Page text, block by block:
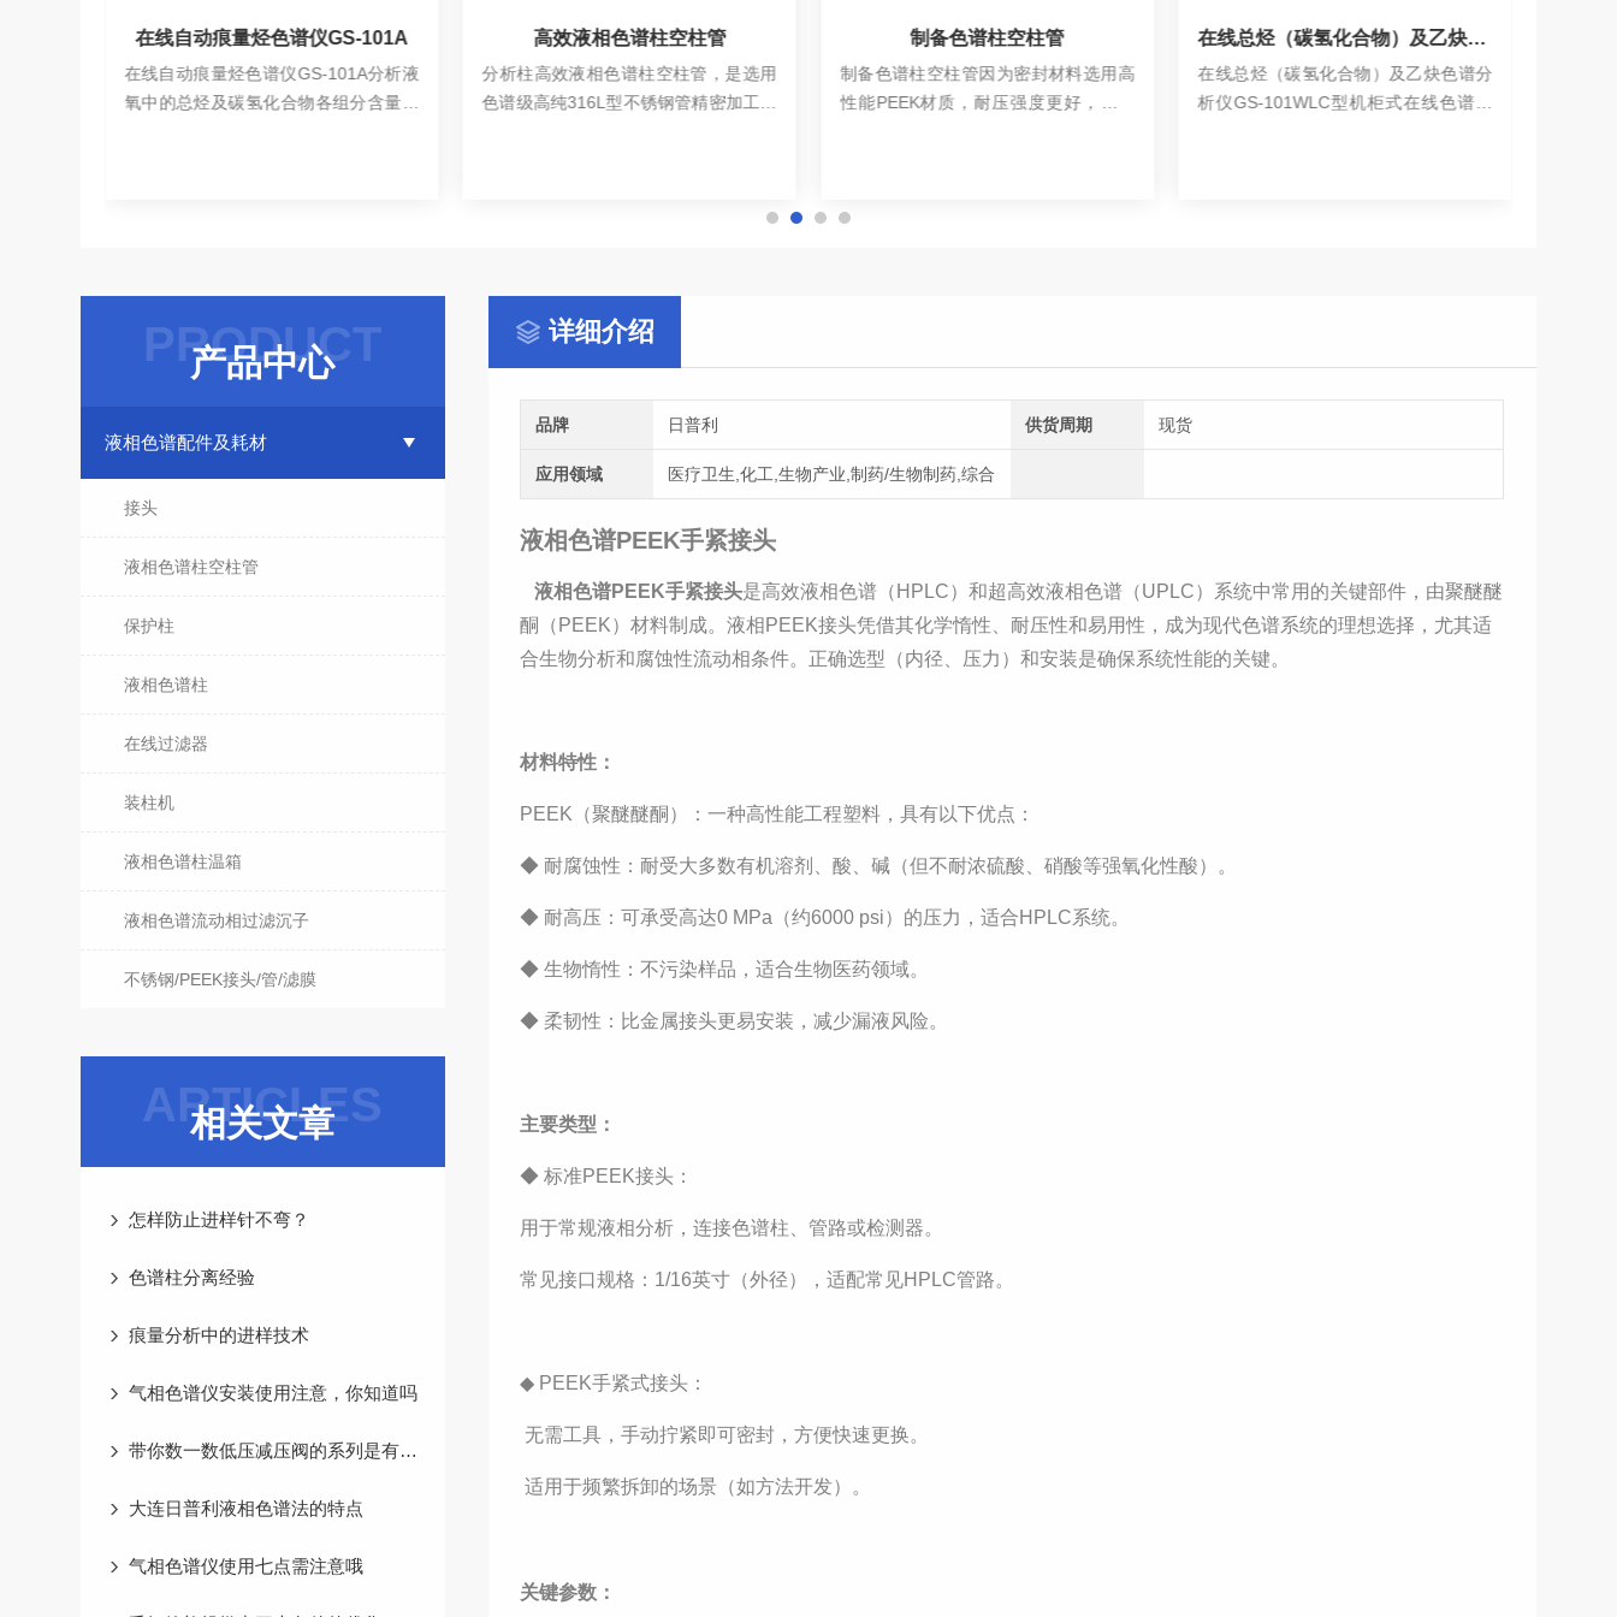
高效液相色谱柱空柱管
分析柱高效液相色谱柱空柱管，是选用
色谱级高纯316L型不锈钢管精密加工，
制备色谱柱空柱管
制备色谱柱空柱管因为密封材料选用高
性能PEEK材质，耐压强度更好，耐压
在线总烃（碳氢化合物）及乙炔色谱分
析仪GS-101WLC型机柜式在线色谱分
分析，并通过RS232...
在线自动痕量烃色谱仪GS-101A
在线自动痕量烃色谱仪GS-101A分析液
氧中的总烃及碳氢化合物各组分含量的
PRODUCT
产品中心
液相色谱配件及耗材
接头
液相色谱柱空柱管
保护柱
液相色谱柱
在线过滤器
装柱机
液相色谱柱温箱
液相色谱流动相过滤沉子
不锈钢/PEEK接头/管/滤膜
ARTICLES
相关文章
怎样防止进样针不弯？
色谱柱分离经验
痕量分析中的进样技术
气相色谱仪安装使用注意，你知道吗
带你数一数低压减压阀的系列是有多少种
大连日普利液相色谱法的特点
气相色谱仪使用七点需注意哦
详细介绍
品牌 日普利 供货周期 现货
应用领域 医疗卫生,化工,生物产业,制药/生物制药,综合
液相色谱PEEK手紧接头
液相色谱PEEK手紧接头是高效液相色谱（HPLC）和超高效液相色谱（UPLC）系统中常用的关键部件，由聚醚醚
酮（PEEK）材料制成。液相PEEK接头凭借其化学惰性、耐压性和易用性，成为现代色谱系统的理想选择，尤其适
合生物分析和腐蚀性流动相条件。正确选型（内径、压力）和安装是确保系统性能的关键。
材料特性：
PEEK（聚醚醚酮）：一种高性能工程塑料，具有以下优点：
◆ 耐腐蚀性：耐受大多数有机溶剂、酸、碱（但不耐浓硫酸、硝酸等强氧化性酸）。
◆ 耐高压：可承受高达0 MPa（约6000 psi）的压力，适合HPLC系统。
◆ 生物惰性：不污染样品，适合生物医药领域。
◆ 柔韧性：比金属接头更易安装，减少漏液风险。
主要类型：
◆ 标准PEEK接头：
用于常规液相分析，连接色谱柱、管路或检测器。
常见接口规格：1/16英寸（外径），适配常见HPLC管路。
◆ PEEK手紧式接头：
无需工具，手动拧紧即可密封，方便快速更换。
适用于频繁拆卸的场景（如方法开发）。
关键参数：